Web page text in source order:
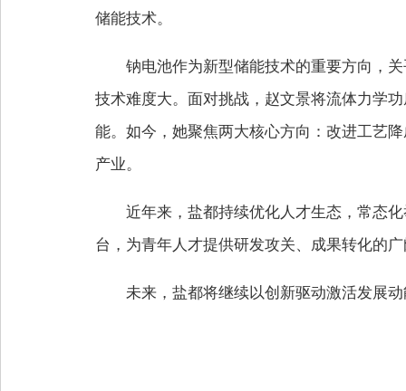
储能技术。
钠电池作为新型储能技术的重要方向，
技术难度大。面对挑战，赵文景将流体力学
能。如今，她聚焦两大核心方向：改进工艺
产业。
近年来，盐都持续优化人才生态，常态
台，为青年人才提供研发攻关、成果转化的
未来，盐都将继续以创新驱动激活发展